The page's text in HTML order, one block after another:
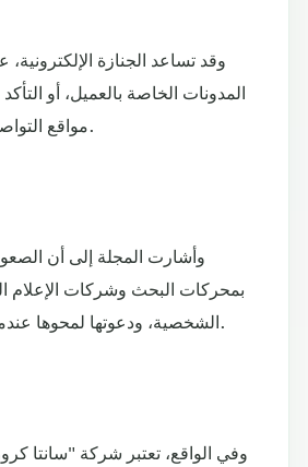
وقد تساعد الجنازة الإلكترونية،
المدونات الخاصة بالعميل، أو
مواقع التواصل الاجتماعي محمية.
وأشارت المجلة إلى أن
بمحركات البحث وشركات الإعلام
الشخصية، ودعوتها لمحوها عندما يُتوفى أحد حرفائها.
وفي الواقع، تعتبر شركة "سانتا